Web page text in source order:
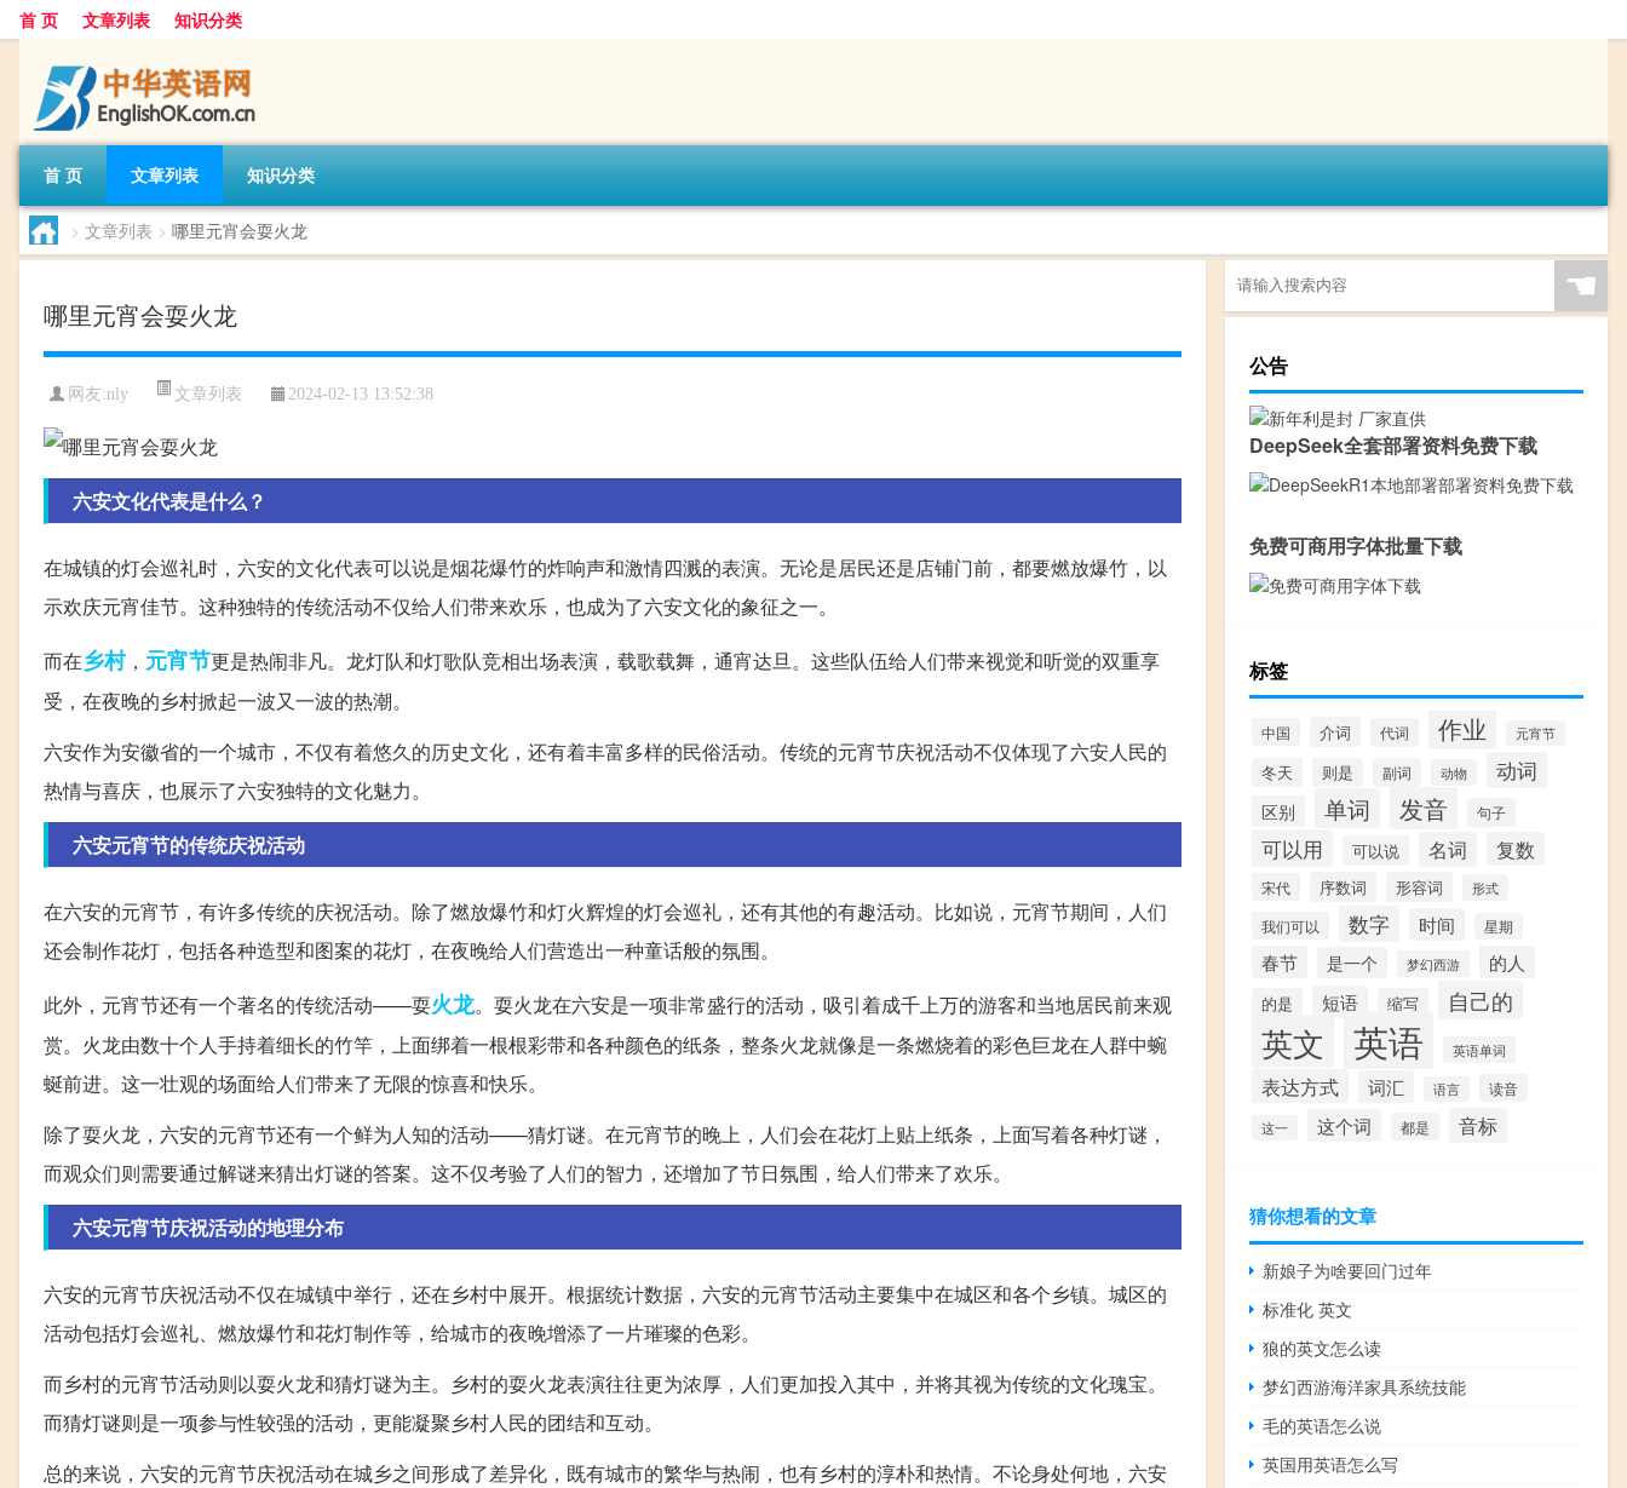
首 页 文章列表 知识分类
首 页 文章列表 知识分类
> 文章列表 > 哪里元宵会耍火龙
哪里元宵会耍火龙
网友:nly 文章列表 2024-02-13 13:52:38
六安文化代表是什么？
在城镇的灯会巡礼时，六安的文化代表可以说是烟花爆竹的炸响声和激情四溅的表演。无论是居民还是店铺门前，都要燃放爆竹，以
示欢庆元宵佳节。这种独特的传统活动不仅给人们带来欢乐，也成为了六安文化的象征之一。
而在乡村， 元宵节更是热闹非凡。龙灯队和灯歌队竞相出场表演，载歌载舞，通宵达旦。这些队伍给人们带来视觉和听觉的双重享
受，在夜晚的乡村掀起一波又一波的热潮。
六安作为安徽省的一个城市，不仅有着悠久的历史文化，还有着丰富多样的民俗活动。传统的元宵节庆祝活动不仅体现了六安人民的
热情与喜庆，也展示了六安独特的文化魅力。
六安元宵节的传统庆祝活动
在六安的元宵节，有许多传统的庆祝活动。除了燃放爆竹和灯火辉煌的灯会巡礼，还有其他的有趣活动。比如说，元宵节期间，人们
还会制作花灯，包括各种造型和图案的花灯，在夜晚给人们营造出一种童话般的氛围。
此外，元宵节还有一个著名的传统活动——耍火龙。耍火龙在六安是一项非常盛行的活动，吸引着成千上万的游客和当地居民前来观
赏。火龙由数十个人手持着细长的竹竿，上面绑着一根根彩带和各种颜色的纸条，整条火龙就像是一条燃烧着的彩色巨龙在人群中蜿
蜒前进。这一壮观的场面给人们带来了无限的惊喜和快乐。
除了耍火龙，六安的元宵节还有一个鲜为人知的活动——猜灯谜。在元宵节的晚上，人们会在花灯上贴上纸条，上面写着各种灯谜，
而观众们则需要通过解谜来猜出灯谜的答案。这不仅考验了人们的智力，还增加了节日氛围，给人们带来了欢乐。
六安元宵节庆祝活动的地理分布
六安的元宵节庆祝活动不仅在城镇中举行，还在乡村中展开。根据统计数据，六安的元宵节活动主要集中在城区和各个乡镇。城区的
活动包括灯会巡礼、燃放爆竹和花灯制作等，给城市的夜晚增添了一片璀璨的色彩。
而乡村的元宵节活动则以耍火龙和猜灯谜为主。乡村的耍火龙表演往往更为浓厚，人们更加投入其中，并将其视为传统的文化瑰宝。
而猜灯谜则是一项参与性较强的活动，更能凝聚乡村人民的团结和互动。
总的来说，六安的元宵节庆祝活动在城乡之间形成了差异化，既有城市的繁华与热闹，也有乡村的淳朴和热情。不论身处何地，六安
☚
公告
DeepSeek全套部署资料免费下载
免费可商用字体批量下载
标签
中国 介词 代词 作业 元宵节
冬天 则是 副词 动物 动词
区别 单词 发音 句子
可以用 可以说 名词 复数
宋代 序数词 形容词 形式
我们可以 数字 时间 星期
春节 是一个 梦幻西游 的人
的是 短语 缩写 自己的
英文 英语 英语单词
表达方式 词汇 语言 读音
这一 这个词 都是 音标
猜你想看的文章
新娘子为啥要回门过年
标准化 英文
狼的英文怎么读
梦幻西游海洋家具系统技能
毛的英语怎么说
英国用英语怎么写